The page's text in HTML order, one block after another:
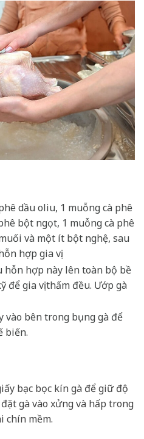
dầu oliu, 1 muỗng cà phê
bột ngọt, 1 muỗng cà phê
và một ít bột nghệ, sau
hợp gia vị.
hỗn hợp này lên toàn bộ bề
để gia vị thấm đều. Ướp gà
vào bên trong bụng gà để
biến.
bạc bọc kín gà để giữ độ
gà vào xửng và hấp trong
chín mềm.